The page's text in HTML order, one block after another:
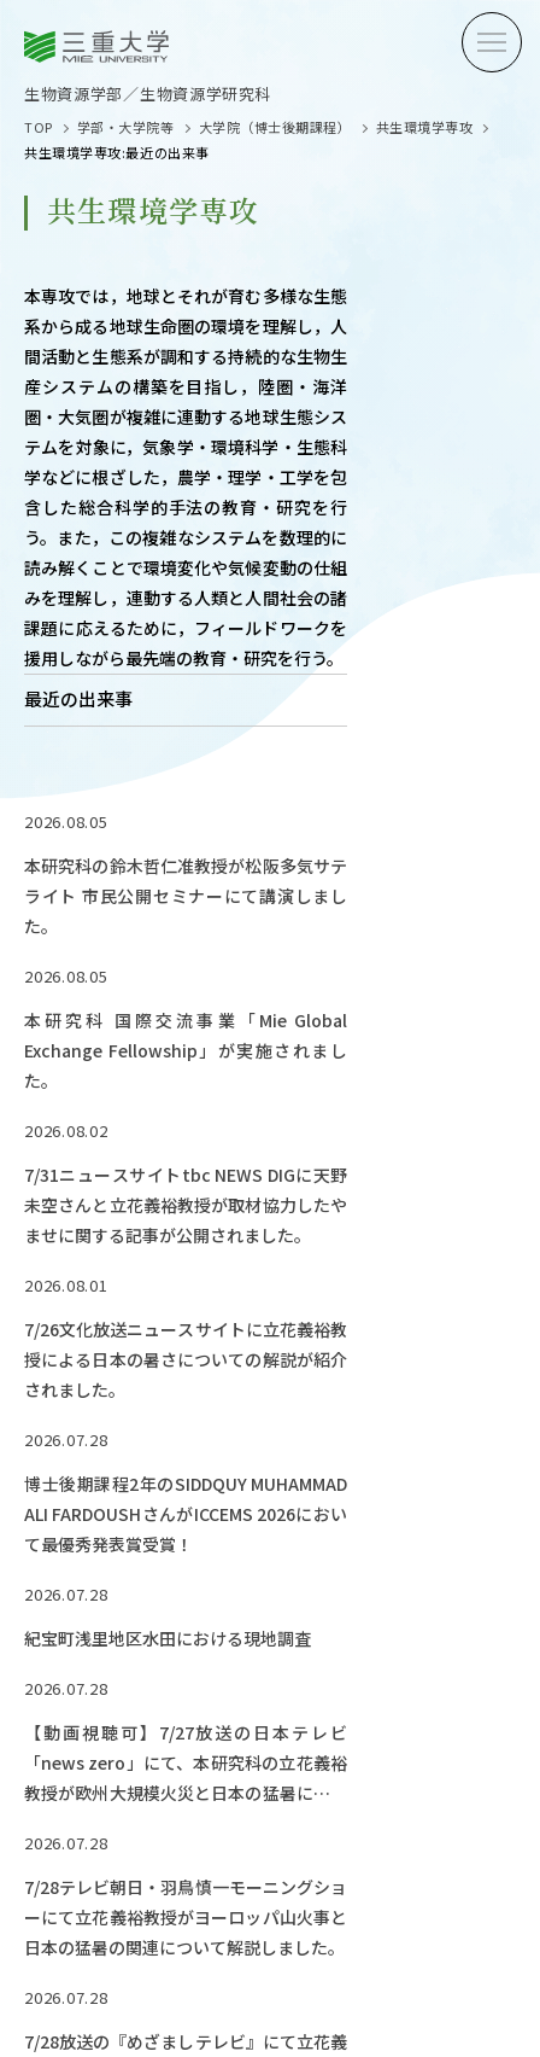
生物資源学部 生物資源学研究科
サイトマップ
お問い合わせ
キャンパスマップ
卒業生の方へ
OUR OPEN
学問探求セミナー
学部概要
入試情報
SOCIAL
社会連携
CAMPUS LIFE
パンフレット
FACULTY
EVENTS
生物資源学研究科紀要
ANPIC
TOP 学部・大学院等 大学院（博士後期課程）
共生環境学専攻
共生環境学専攻:最近の出来事
共生環境学専攻
本専攻では，地球とそれが育む多様な生態
系から成る地球生命圏の環境を理解し，人
間活動と生態系が調和する持続的な生物生
産システムの構築を目指し，陸圏・海洋
圏・大気圏が複雑に連動する地球生態シス
テムを対象に，気象学・環境科学・生態科
学などに根ざした，農学・理学・工学を包
含した総合科学的手法の教育・研究を行
う。また，この複雑なシステムを数理的に
読み解くことで環境変化や気候変動の仕組
みを理解し，連動する人類と人間社会の諸
課題に応えるために，フィールドワークを
援用しながら最先端の教育・研究を行う。
最近の出来事
2026.08.05
本研究科の鈴木哲仁准教授が松阪多気サテ
ライト 市民公開セミナーにて講演しまし
た。
2026.08.05
本研究科 国際交流事業「Mie Global
Exchange Fellowship」が実施されまし
た。
2026.08.02
7/31ニュースサイトtbc NEWS DIGに天野
未空さんと立花義裕教授が取材協力したや
ませに関する記事が公開されました。
2026.08.01
7/26文化放送ニュースサイトに立花義裕教
授による日本の暑さについての解説が紹介
されました。
2026.07.28
博士後期課程2年のSIDDQUY MUHAMMAD
ALI FARDOUSHさんがICCEMS 2026におい
て最優秀発表賞受賞！
2026.07.28
紀宝町浅里地区水田における現地調査
2026.07.28
【動画視聴可】7/27放送の日本テレビ
「news zero」にて、本研究科の立花義裕
教授が欧州大規模火災と日本の猛暑につい
2026.07.28
7/28テレビ朝日・羽鳥慎一モーニングショ
ーにて立花義裕教授がヨーロッパ山火事と
日本の猛暑の関連について解説しました。
2026.07.28
7/28放送の『めざましテレビ』にて立花義